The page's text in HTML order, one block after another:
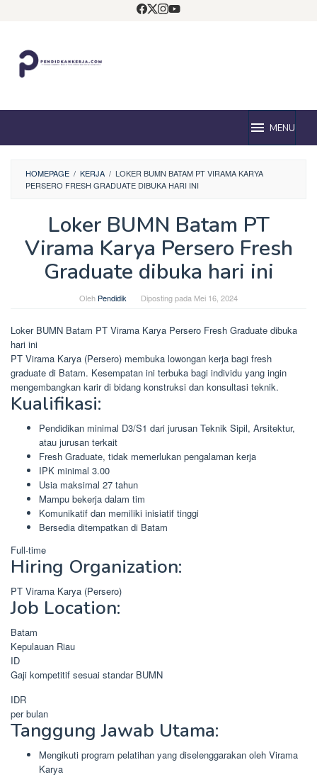
MENU
HOMEPAGE / KERJA / LOKER BUMN BATAM PT VIRAMA KARYA
PERSERO FRESH GRADUATE DIBUKA HARI INI
Loker BUMN Batam PT
Virama Karya Persero Fresh
Graduate dibuka hari ini
Oleh Pendidik Diposting pada Mei 16, 2024
Loker BUMN Batam PT Virama Karya Persero Fresh Graduate dibuka
hari ini
PT Virama Karya (Persero) membuka lowongan kerja bagi fresh
graduate di Batam. Kesempatan ini terbuka bagi individu yang ingin
mengembangkan karir di bidang konstruksi dan konsultasi teknik.
Kualifikasi:
Pendidikan minimal D3/S1 dari jurusan Teknik Sipil, Arsitektur,
atau jurusan terkait
Fresh Graduate, tidak memerlukan pengalaman kerja
IPK minimal 3.00
Usia maksimal 27 tahun
Mampu bekerja dalam tim
Komunikatif dan memiliki inisiatif tinggi
Bersedia ditempatkan di Batam
Full-time
Hiring Organization:
PT Virama Karya (Persero)
Job Location:
Batam
Kepulauan Riau
ID
Gaji kompetitif sesuai standar BUMN
IDR
per bulan
Tanggung Jawab Utama:
Mengikuti program pelatihan yang diselenggarakan oleh Virama
Karya